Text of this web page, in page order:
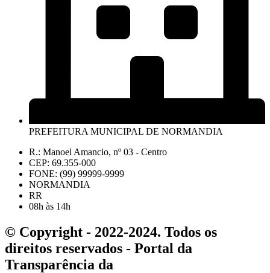
PREFEITURA MUNICIPAL DE NORMANDIA
R.: Manoel Amancio, nº 03 - Centro
CEP: 69.355-000
FONE: (99) 99999-9999
NORMANDIA
RR
08h às 14h
© Copyright - 2022-2024. Todos os
direitos reservados - Portal da
Transparência da